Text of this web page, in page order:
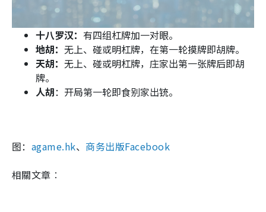
十八罗汉： 有四组杠牌加一对眼。
地胡： 无上、碰或明杠牌，在第一轮摸牌即胡牌。
天胡： 无上、碰或明杠牌，庄家出第一张牌后即胡
牌。
人胡：开局第一轮即食别家出铳。
图： agame.hk、 商务出版Facebook
相關文章︰